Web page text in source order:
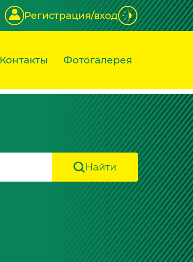
Регистрация/вход
Контакты Фотогалерея
Найти